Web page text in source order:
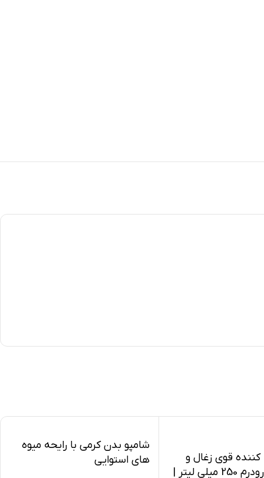
قوی زغال و
نعناع هیدرودرم 250 میلی لیتر |
شامپو بدن کرمی با رایحه میوه
های استوایی